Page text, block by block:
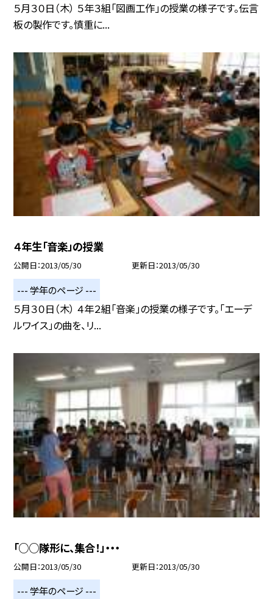
５月３０日（木） ５年３組「図画工作」の授業の様子です。伝言
板の製作です。慎重に...
４年生「音楽」の授業
公開日 2013/05/30 更新日 2013/05/30
--- 学年のページ ---
５月３０日（木） ４年２組「音楽」の授業の様子です。「エーデ
ルワイス」の曲を、リ...
「○○隊形に、集合！」・・・
公開日 2013/05/30 更新日 2013/05/30
--- 学年のページ ---